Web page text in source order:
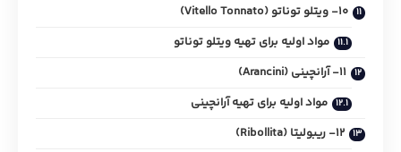
10- ویتلو توناتو (Vitello Tonnato)
مواد اولیه برای تهیه ویتلو توناتو
11- آرانچینی (Arancini)
مواد اولیه برای تهیه آرانچینی
12- ریبولیتا (Ribollita)